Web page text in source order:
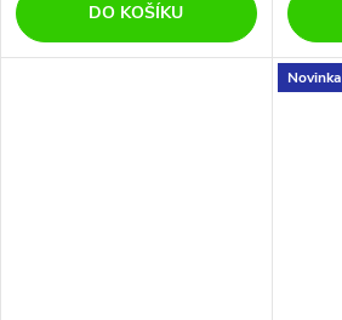
DO KOŠÍKU
Novinka